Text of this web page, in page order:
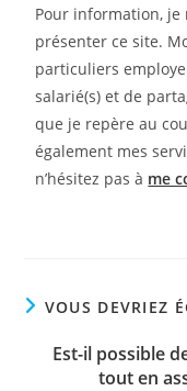
Pour information,
présenter ce site.
particuliers
salarié(s) et de
que je repère au
également mes
n’hésitez pas à me
VOUS DEVRIEZ
Est-il possible
tout en